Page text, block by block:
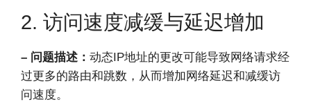
2. 访问速度减缓与延迟增加
– 问题描述： 动态IP地址的更改可能导致网络请求经
过更多的路由和跳数，从而增加网络延迟和减缓访
问速度。